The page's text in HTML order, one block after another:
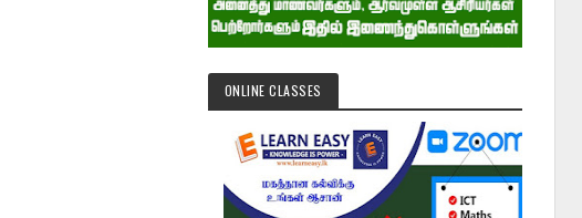
ONLINE CLASSES